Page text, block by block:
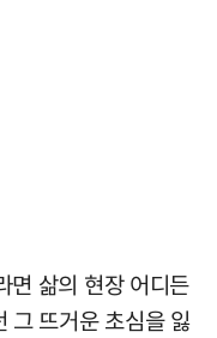
면 삶의 현장 어디든
그 뜨거운 초심을 잃